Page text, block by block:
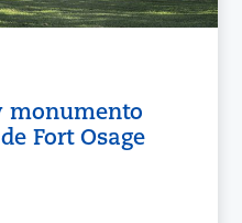
monumento
Fort Osage